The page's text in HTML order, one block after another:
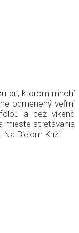
pri, ktorom mnohí
odmenený veľmi
a cez víkend
mieste stretávania
Bielom Kríži.